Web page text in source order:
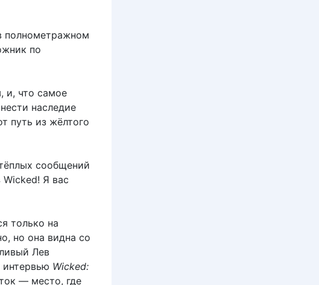
полнометражном
по
и, что самое
наследие
путь из жёлтого
сообщений
Я вас
только на
но она видна со
Лев
интервью Wicked:
— место, где